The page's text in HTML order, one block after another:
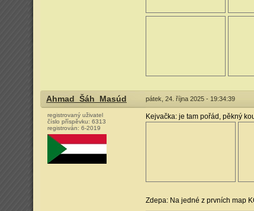
Ahmad_Šáh_Masúd pátek, 24. října 2025 - 19:34:39
registrovaný uživatel
číslo příspěvku: 6313
registrován: 6-2019
Kejvačka: je tam pořád, pěkný
Zdepa: Na jedné z prvních map